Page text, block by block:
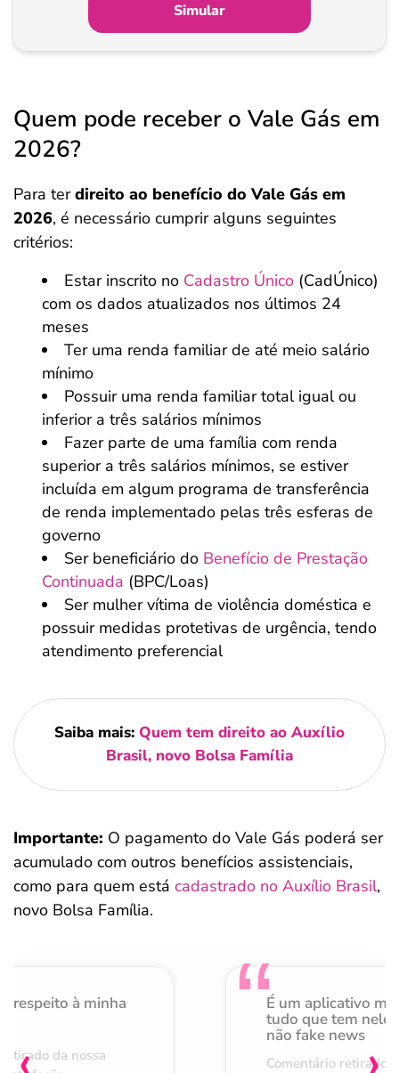
Simular
Quem pode receber o Vale Gás em
2026?
Para terdireito ao benefício do Vale Gás em
2026, é necessário cumprir alguns seguintes
critérios:
Estar inscrito no Cadastro Único (CadÚnico)
com os dados atualizados nos últimos 24
meses
Ter uma renda familiar de até meio salário
mínimo
Possuir uma renda familiar total igual ou
inferior a três salários mínimos
Fazer parte de uma família com renda
superior a três salários mínimos, se estiver
incluída em algum programa de transferência
de renda implementado pelas três esferas de
governo
Ser beneficiário do Benefício de Prestação
Continuada (BPC/Loas)
Ser mulher vítima de violência doméstica e
possuir medidas protetivas de urgência, tendo
atendimento preferencial
Saiba mais: Quem tem direito ao Auxílio
Brasil, novo Bolsa Família
Importante: O pagamento do Vale Gás poderá ser
acumulado com outros benefícios assistenciais,
como para quem está cadastrado no Auxílio Brasil,
novo Bolsa Família.
respeito à minha
da nossa
É um aplicativo
tudo que tem nele
não fake news
Comentário retirado